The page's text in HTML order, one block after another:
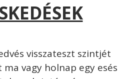
visszateszt szintjét
ma vagy holnap egy esés